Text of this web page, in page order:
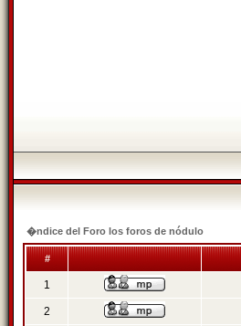
�ndice del Foro los foros de nódulo
#
1
2